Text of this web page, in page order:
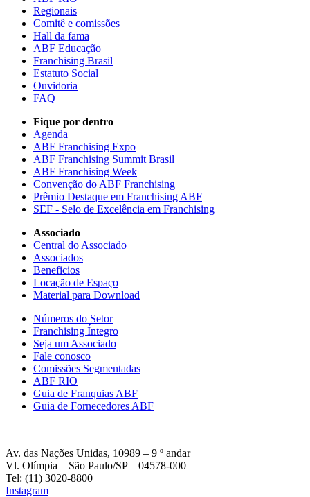
Regionais
Comitê e comissões
Hall da fama
ABF Educação
Franchising Brasil
Estatuto Social
Ouvidoria
FAQ
Fique por dentro
Agenda
ABF Franchising Expo
ABF Franchising Summit Brasil
ABF Franchising Week
Convenção do ABF Franchising
Prêmio Destaque em Franchising ABF
SEF - Selo de Excelência em Franchising
Associado
Central do Associado
Associados
Beneficios
Locação de Espaço
Material para Download
Números do Setor
Franchising Íntegro
Seja um Associado
Fale conosco
Comissões Segmentadas
ABF RIO
Guia de Franquias ABF
Guia de Fornecedores ABF
Av. das Nações Unidas, 10989 – 9 º andar
Vl. Olímpia – São Paulo/SP – 04578-000
Tel: (11) 3020-8800
Instagram